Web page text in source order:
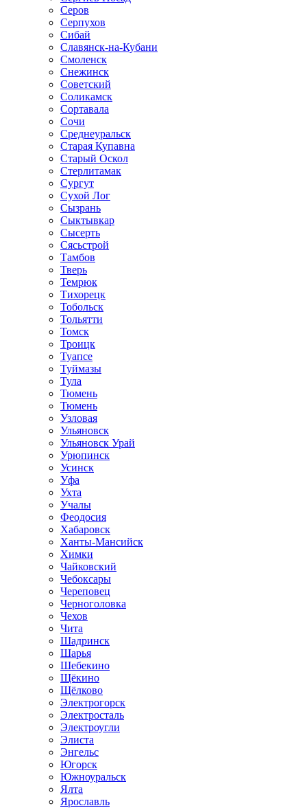
Серов
Серпухов
Сибай
Славянск-на-Кубани
Смоленск
Снежинск
Советский
Соликамск
Сортавала
Сочи
Среднеуральск
Старая Купавна
Старый Оскол
Стерлитамак
Сургут
Сухой Лог
Сызрань
Сыктывкар
Сысерть
Сясьстрой
Тамбов
Тверь
Темрюк
Тихорецк
Тобольск
Тольятти
Томск
Троицк
Туапсе
Туймазы
Тула
Тюмень
Тюмень
Узловая
Ульяновск
Ульяновск Урай
Урюпинск
Усинск
Уфа
Ухта
Учалы
Феодосия
Хабаровск
Ханты-Мансийск
Химки
Чайковский
Чебоксары
Череповец
Черноголовка
Чехов
Чита
Шадринск
Шарья
Шебекино
Щёкино
Щёлково
Электрогорск
Электросталь
Электроугли
Элиста
Энгельс
Югорск
Южноуральск
Ялта
Ярославль